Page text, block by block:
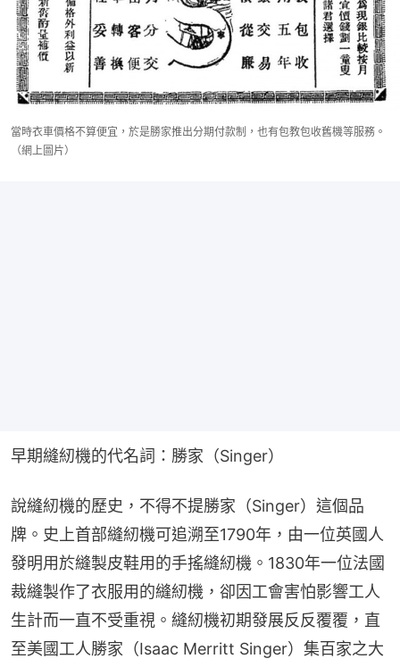
當時衣車價格不算便宜，於是勝家推出分期付款制，也有包教包收舊機等服務。
（網上圖片）
早期縫紉機的代名詞：勝家（Singer）
說縫紉機的歷史，不得不提勝家（Singer）這個品
牌。史上首部縫紉機可追溯至1790年，由一位英國人
發明用於縫製皮鞋用的手搖縫紉機。1830年一位法國
裁縫製作了衣服用的縫紉機，卻因工會害怕影響工人
生計而一直不受重視。縫紉機初期發展反反覆覆，直
至美國工人勝家（Isaac Merritt Singer）集百家之大